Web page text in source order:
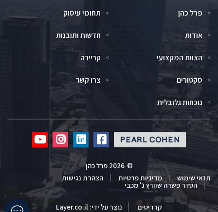
Click
Click
redirect
our
Facebook
Click
to
redirect
our
Linkedin
profile
Click
to
redirect
our
Instagram
profile
Click
Youtube
profile
© 2026 פרל כהן
תנאי שימוש
מדיניות פרטיות הצהרת נגישות
הסדר פשרה שוורץ נ' מכבי
קרדיטים נוצר על ידי: Layer.co.il
פרל כהן
אודות
הצוות המקצועי
סקטורים
נוכחות גלובלית
תחומי עיסוק
חדשות ותובנות
קריירה
צרו קשר